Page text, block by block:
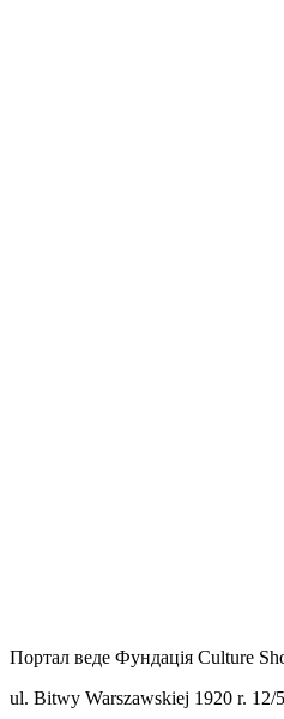
Портал веде Фундація Culture
ul. Bitwy Warszawskiej 1920 r. 12/